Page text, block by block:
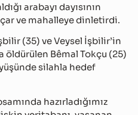
arabayı dayısının
ve mahalleye dinletirdi.
(35) ve Veysel İşbilir’in
öldürülen Bêmal Tokçu (25)
silahla hedef
hazırladığımız